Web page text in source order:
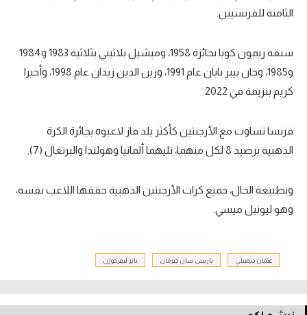
الثامنة للفرنسيين.
سبقه ريمون كوبا بجائزة 1958، وميشيل بلاتيني بثلاثية 1983 و1984
و1985، وجان بيير بابان عام 1991، وزين الدين زيدان عام 1998، وأخيرا
كريم بنزيمة في 2022.
فرنسا تساوت مع الأرجنتين كأكثر بلد فاز لاعبوه بجائزة الكرة
الذهبية برصيد 8 لكل منهما، تليهما ألمانيا وهولندا والبرتغال (7).
وبطبيعة الحال، جميع كرات الأرجنتين الذهبية حققها اللاعب نفسه،
وهو ليونيل ميسي.
عثمان ديمبيلي باريس سان جيرمان باير ليفركوزن